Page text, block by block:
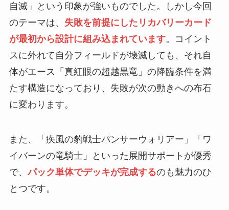
自滅」という印象が強いものでした。しかし今回
のテーマは、 失敗を前提にしたリカバリーカード
が最初から設計に組み込まれています。コイント
スに外れて自分フィールドが壊滅しても、それ自
体がエース「真紅眼の超越黒竜」の降臨条件を満
たす構造になっており、失敗が次の動きへの布石
に変わります。
また、「疾風の豹戦士パンサーウォリアー」「ワ
イバーンの竜騎士」といった展開サポートが優秀
で、パック単体でデッキが完成するのも魅力のひ
とつです。